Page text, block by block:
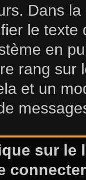
Dans
le
en
rang
et un
sur le